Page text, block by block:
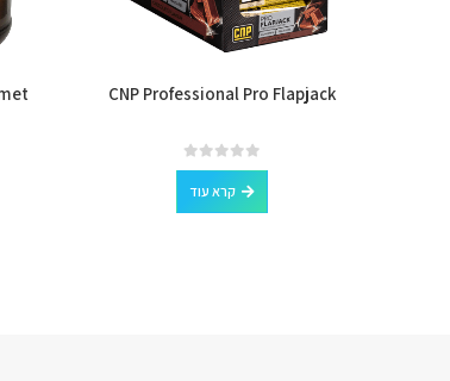
CNP Professional Pro Flapjack
0
out of 5
קרא עוד